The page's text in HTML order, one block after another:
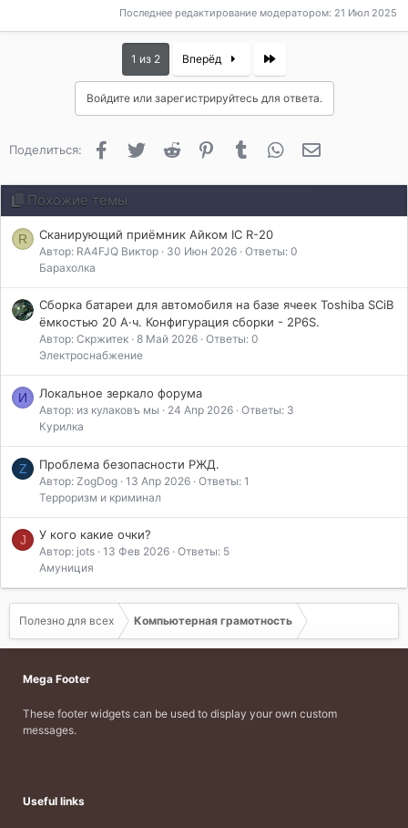
Последнее редактирование модератором: 21 Июл 2025
1 из 2 Вперёд Last
Войдите или зарегистрируйтесь для ответа.
Поделиться: FacebookTwitter Reddit PinterestTumblr WhatsApp
Похожие темы
R Сканирующий приёмник Айком IC R-20
Автор: RA4FJQ Виктор 30 Июн 2026 Ответы: 0
Барахолка
Сборка батареи для автомобиля на базе ячеек Toshiba SCiB
ёмкостью 20 А·ч. Конфигурация сборки - 2P6S.
Автор: Скржитек 8 Май 2026 Ответы: 0
Электроснабжение
И Локальное зеркало форума
Автор: из кулаковъ мы 24 Апр 2026 Ответы: 3
Курилка
Z Проблема безопасности РЖД.
Автор: ZogDog 13 Апр 2026 Ответы: 1
Терроризм и криминал
J У кого какие очки?
Автор: jots 13 Фев 2026 Ответы: 5
Амуниция
Полезно для всех Компьютерная грамотность
Mega Footer
These footer widgets can be used to display your own custom
messages.
Useful links